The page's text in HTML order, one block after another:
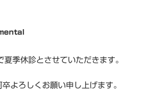
季休診とさせていただきます。
よろしくお願い申し上げます。